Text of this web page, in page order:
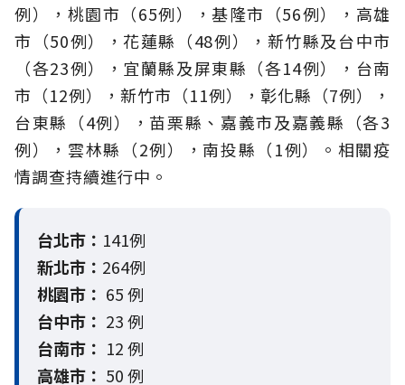
例），桃園市（65例），基隆市（56例），高雄
市（50例），花蓮縣（48例），新竹縣及台中市
（各23例），宜蘭縣及屏東縣（各14例），台南
市（12例），新竹市（11例），彰化縣（7例），
台東縣（4例），苗栗縣、嘉義市及嘉義縣（各3
例），雲林縣（2例），南投縣（1例）。相關疫
情調查持續進行中。
台北市： 141例
新北市： 264例
桃園市： 65 例
台中市： 23 例
台南市： 12 例
高雄市： 50 例